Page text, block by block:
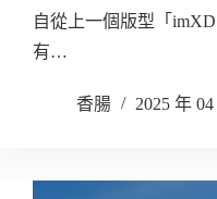
自從上一個版型「
有…
香腸 2025 年